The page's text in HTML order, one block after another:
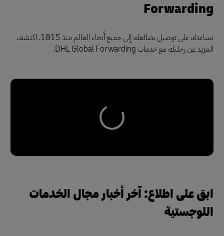
Forwarding
نساعدك على توصيل بضائعك إلى جميع أنحاء العالم منذ 1815. اكتشف
المزيد عن رحلتك مع خدمات DHL Global Forwarding.
ابق على اطلاع: آخر أخبار مجال الخدمات
اللوجستية